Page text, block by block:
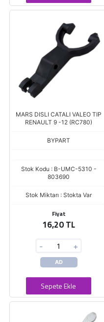
MARS DISLI CATALI VALEO TIP
RENAULT 9 -12 (RC780)
BYPART
Stok Kodu : B-UMC-5310 -
803690
Stok Miktarı : Stokta Var
Fiyat
16,20 TL
- +
AD
Sepete Ekle